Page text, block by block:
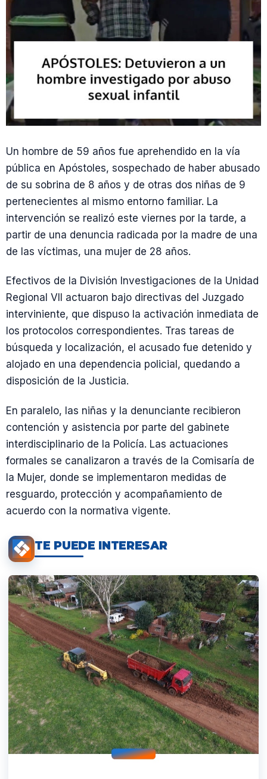
Un hombre de 59 años fue aprehendido en la vía
pública en Apóstoles, sospechado de haber abusado
de su sobrina de 8 años y de otras dos niñas de 9
pertenecientes al mismo entorno familiar. La
intervención se realizó este viernes por la tarde, a
partir de una denuncia radicada por la madre de una
de las víctimas, una mujer de 28 años.
Efectivos de la División Investigaciones de la Unidad
Regional VII actuaron bajo directivas del Juzgado
interviniente, que dispuso la activación inmediata de
los protocolos correspondientes. Tras tareas de
búsqueda y localización, el acusado fue detenido y
alojado en una dependencia policial, quedando a
disposición de la Justicia.
En paralelo, las niñas y la denunciante recibieron
contención y asistencia por parte del gabinete
interdisciplinario de la Policía. Las actuaciones
formales se canalizaron a través de la Comisaría de
la Mujer, donde se implementaron medidas de
resguardo, protección y acompañamiento de
acuerdo con la normativa vigente.
TE PUEDE INTERESAR